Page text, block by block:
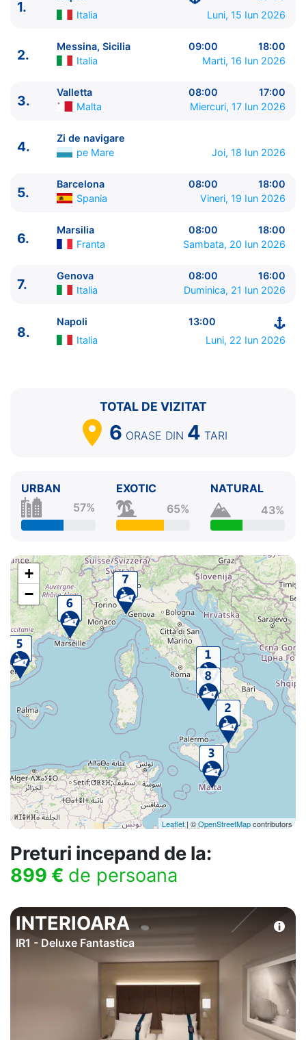
MSC Cruises
ITINERARIU
----------------------------------------
1. Napoli Italia ⚓ - 20:00
Valletta Malta
4.
Zi de navigare
0:00 - 0:00
6.
Marsilia Franta
7. Genova Italia
1.
Italia
Luni, 15 Iun 2026
2.
Messina, Sicilia 09:00
18:00
Italia
Marti, 16 Iun 2026
3.
Valletta 08:00
17:00
Malta
Miercuri, 17 Iun 2026
4.
Zi de navigare
pe Mare
Joi, 18 Iun 2026
5.
Barcelona 08:00
18:00
Spania
Vineri, 19 Iun 2026
6.
Marsilia 08:00
18:00
Franta
Sambata, 20 Iun 2026
7.
Genova 08:00
16:00
Italia
Duminica, 21 Iun 2026
8.
Napoli
13:00
Italia
Luni, 22 Iun 2026
TOTAL DE VIZITAT
6 ORASE DIN 4 TARI
URBAN
57%
EXOTIC
65%
NATURAL
43%
+
−
Leaflet| ©OpenStreetMapcontributors
Preturi incepand de la:
899 € de persoana
INTERIOARA
IR1 - Deluxe Fantastica